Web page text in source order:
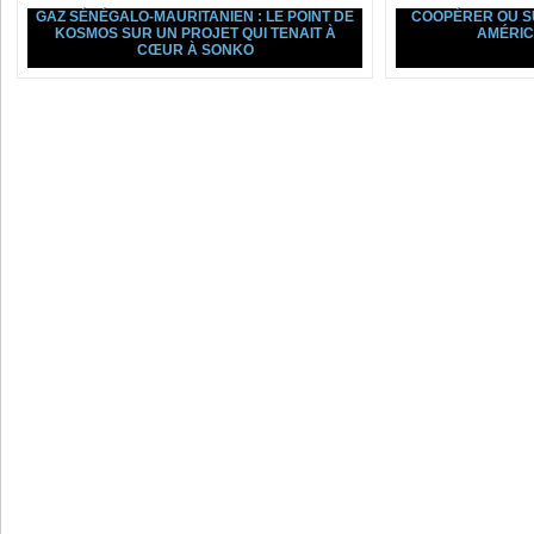
GAZ SÉNÉGALO-MAURITANIEN : LE POINT DE
KOSMOS SUR UN PROJET QUI TENAIT À
CŒUR À SONKO
COOPÉRER OU